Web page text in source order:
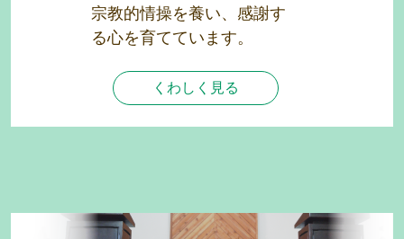
宗教的情操を養い、感謝す
る心を育てています。
くわしく見る